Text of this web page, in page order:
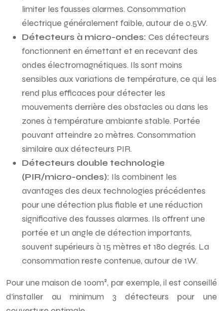
limiter les fausses alarmes. Consommation
électrique généralement faible, autour de 0.5W.
Détecteurs à micro-ondes: Ces détecteurs
fonctionnent en émettant et en recevant des
ondes électromagnétiques. Ils sont moins
sensibles aux variations de température, ce qui les
rend plus efficaces pour détecter les
mouvements derrière des obstacles ou dans les
zones à température ambiante stable. Portée
pouvant atteindre 20 mètres. Consommation
similaire aux détecteurs PIR.
Détecteurs double technologie
(PIR/micro-ondes): Ils combinent les
avantages des deux technologies précédentes
pour une détection plus fiable et une réduction
significative des fausses alarmes. Ils offrent une
portée et un angle de détection importants,
souvent supérieurs à 15 mètres et 180 degrés. La
consommation reste contenue, autour de 1W.
Pour une maison de 100m², par exemple, il est conseillé
d’installer au minimum 3 détecteurs pour une